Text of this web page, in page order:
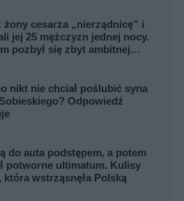
żony cesarza „nierządnicę” i
jej 25 mężczyzn jednej nocy.
pozbył się zbyt ambitnej
nikt nie chciał poślubić syna
Odpowiedź
do auta podstępem, a potem
potworne ultimatum. Kulisy
która wstrząsnęła Polską